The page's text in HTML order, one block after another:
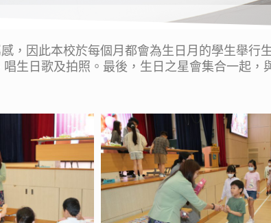
因此本校於每個月都會為生日月的學生舉行
生日歌及拍照。最後，生日之星會集合一起，